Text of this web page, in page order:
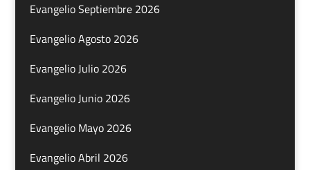
Evangelio Septiembre 2026
Evangelio Agosto 2026
Evangelio Julio 2026
Evangelio Junio 2026
Evangelio Mayo 2026
Evangelio Abril 2026